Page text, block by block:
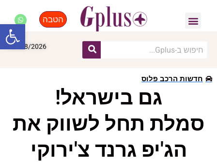
הטבה
07/08/2026
חדשות הרכב פלוס
גם בישראל!
סמלת תחל לשווק את
הג'יפ גרנד צ'ירוקי
פתח